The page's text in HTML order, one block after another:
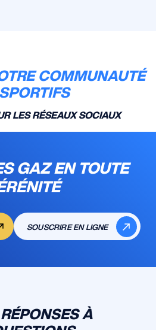
COMMUNAUTÉ
LES RÉSEAUX SOCIAUX
GAZ EN TOUTE
SOUSCRIRE EN LIGNE
À